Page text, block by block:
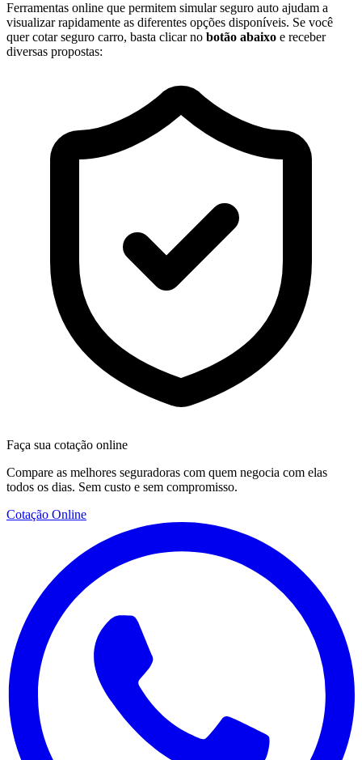
Ferramentas online que permitem simular seguro auto ajudam a
visualizar rapidamente as diferentes opções disponíveis. Se você
quer cotar seguro carro, basta clicar no botão abaixo e receber
diversas propostas:
Faça sua cotação online
Compare as melhores seguradoras com quem negocia com elas
todos os dias. Sem custo e sem compromisso.
Cotação Online